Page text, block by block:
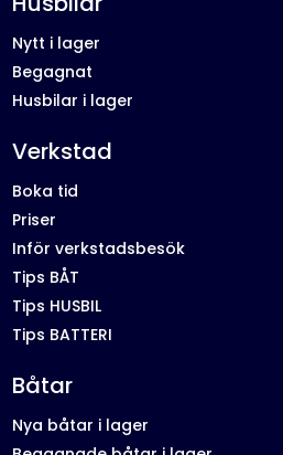
Nytt i lager
Begagnat
Husbilar i lager
Verkstad
Boka tid
Priser
Inför verkstadsbesök
Tips BÅT
Tips HUSBIL
Tips BATTERI
Båtar
Nya båtar i lager